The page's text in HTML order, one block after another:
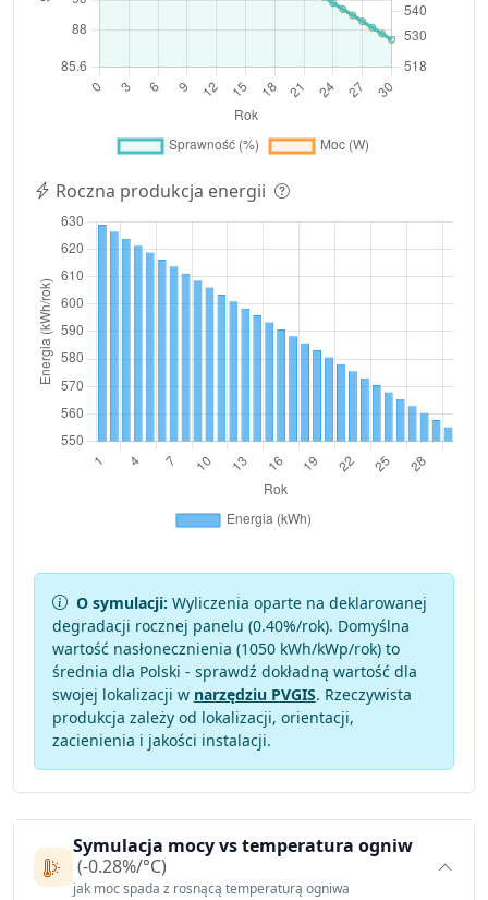
Roczna produkcja energii
O symulacji: Wyliczenia oparte na deklarowanej
degradacji rocznej panelu (0.40%/rok). Domyślna
wartość nasłonecznienia (1050 kWh/kWp/rok) to
średnia dla Polski - sprawdź dokładną wartość dla
swojej lokalizacji w narzędziu PVGIS. Rzeczywista
produkcja zależy od lokalizacji, orientacji,
zacienienia i jakości instalacji.
Symulacja mocy vs temperatura ogniw
(-0.28%/°C)
jak moc spada z rosnącą temperaturą ogniwa